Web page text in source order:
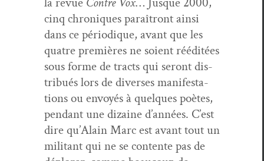
cinq chroniques paraîtront ain­si
dans ce péri­odique, avant que les
qua­tre pre­mières ne soient rééditées
sous forme de tracts qui seront dis­
tribués lors de divers­es man­i­fes­ta­
tions ou envoyés à quelques poètes,
pen­dant une dizaine d’an­nées. C’est
dire qu’Alain Marc est avant tout un
mil­i­tant qui ne se con­tente pas de